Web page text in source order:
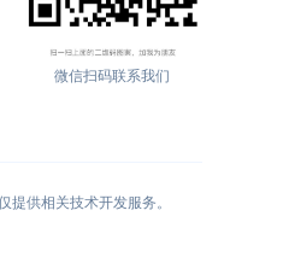
微信扫码联系我们
供相关技术开发服务。